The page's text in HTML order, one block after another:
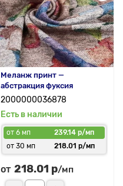
Меланж принт —
абстракция фуксия
2000000036878
Есть в наличии
от 6 мп
239.14 р/мп
от 30 мп
218.01 р/мп
от 218.01 р/мп